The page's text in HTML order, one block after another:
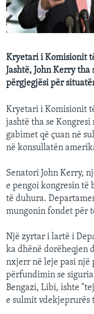
INTERVISTA
DITARI
Kryetari i Komisionit
Jashtë, John Kerry
përgjegjësi për
Kryetari i Komisionit
jashtë tha se
gabimet që çuan në
në konsullatën
Senatori John Kerry,
e pengoi kongresin të
të duhura.
mungonin fondet për
Një zyrtar i lartë i
ka dhënë dorëheqjen
nxjerr në leje pasi një
përfundimin se
Bengazi, Libi, ishte
e sulmit vdekjeprurës